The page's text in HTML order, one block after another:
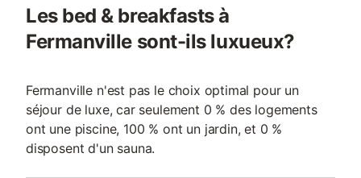
Les bed & breakfasts à
Fermanville sont-ils luxueux?
Fermanville n'est pas le choix optimal pour un
séjour de luxe, car seulement 0 % des logements
ont une piscine, 100 % ont un jardin, et 0 %
disposent d'un sauna.